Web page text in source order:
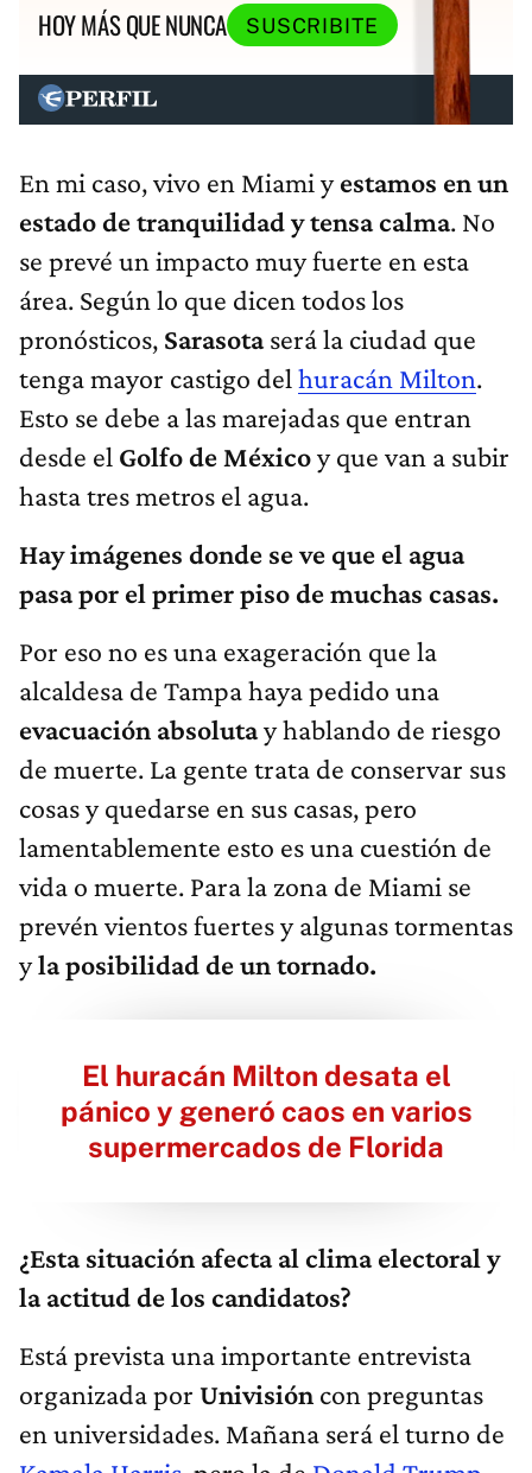
HOY MÁS QUE NUNCA
SUSCRIBITE
En mi caso, vivo en Miami yestamos en un
estado de tranquilidad y tensa calma. No
se prevé un impacto muy fuerte en esta
área. Según lo que dicen todos los
pronósticos, Sarasotaserá la ciudad que
tenga mayor castigo del huracán Milton.
Esto se debe a las marejadas que entran
desde el Golfo de Méxicoy que van a subir
hasta tres metros el agua.
Hay imágenes donde se ve que el agua
pasa por el primer piso de muchas casas.
Por eso no es una exageración que la
alcaldesa de Tampa haya pedido una
evacuación absolutay hablando de riesgo
de muerte. La gente trata de conservar sus
cosas y quedarse en sus casas, pero
lamentablemente esto es una cuestión de
vida o muerte. Para la zona de Miami se
prevén vientos fuertes y algunas tormentas
yla posibilidad de un tornado.
El huracán Milton desata el
pánico y generó caos en varios
supermercados de Florida
¿Esta situación afecta al clima electoral y
la actitud de los candidatos?
Está prevista una importante entrevista
organizada por Univisión con preguntas
en universidades. Mañana será el turno de